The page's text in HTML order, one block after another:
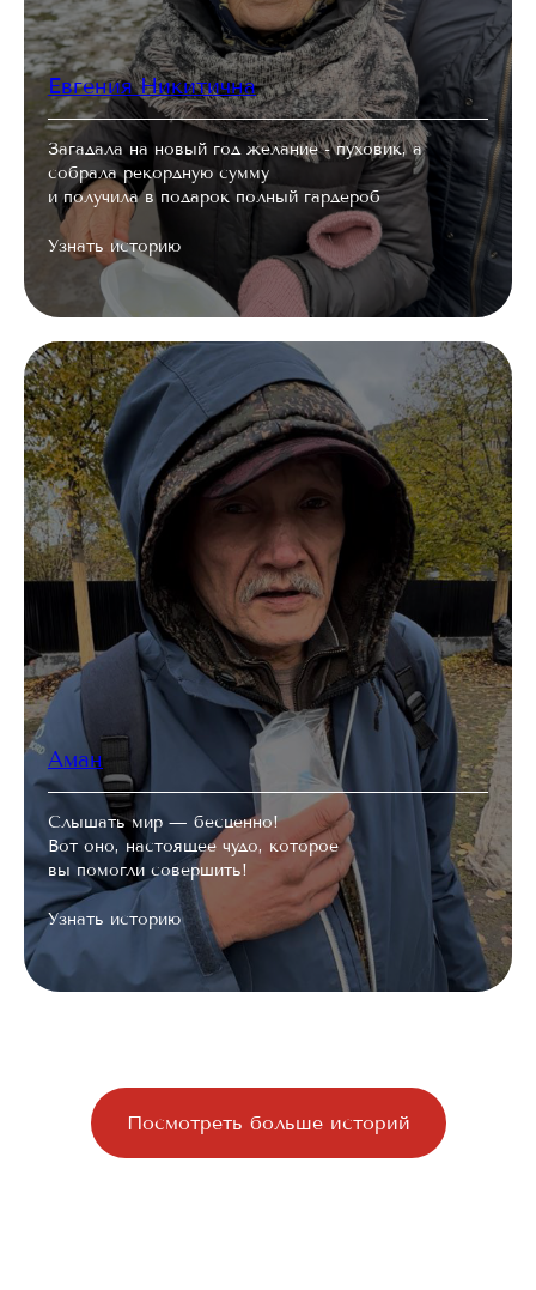
Евгения Никитична
Загадала на новый год желание - пуховик, а
собрала рекордную сумму
и получила в подарок полный гардероб
Узнать историю
Аман
Слышать мир — бесценно!
Вот оно, настоящее чудо, которое
вы помогли совершить!
Узнать историю
Посмотреть больше историй